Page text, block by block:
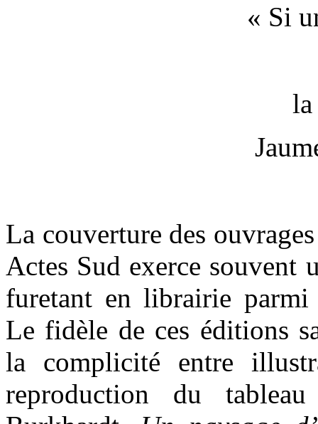
« Si
la
La couverture des
Actes Sud exerce souvent
furetant en librairie parmi
Le fidèle de ces éditions
la complicité entre
reproduction du